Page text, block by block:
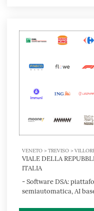
VENETO > TREVISO >
VIALE DELLA
ITALIA
- Software DSA:
semiautomatica, AI